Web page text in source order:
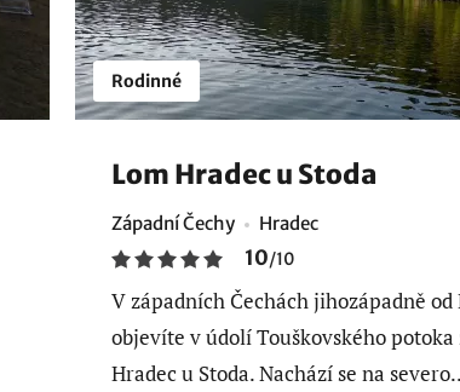
Rodinné
Lom Hradec u Stoda
Západní Čechy Hradec
10/10
V západních Čechách jihozápadně od
objevíte v údolí Touškovského
Hradec u Stoda. Nachází se na